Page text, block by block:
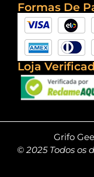
Formas De
Loja
Grifo
© 2025 Todos os